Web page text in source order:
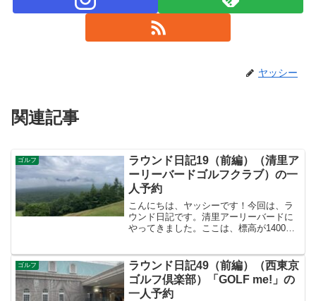
ヤッシー
関連記事
ゴルフ
ラウンド日記19（前編）（清里ア
ーリーバードゴルフクラブ）の一
人予約
こんにちは、ヤッシーです！今回は、ラ
ウンド日記です。清里アーリーバードに
やってきました。ここは、標高が1400m
暑日の連続なので、清里に逃げて来まし
た。（車で1時間く...
ゴルフ
ラウンド日記49（前編）（西東京
ゴルフ倶楽部）「GOLF me!」の
一人予約